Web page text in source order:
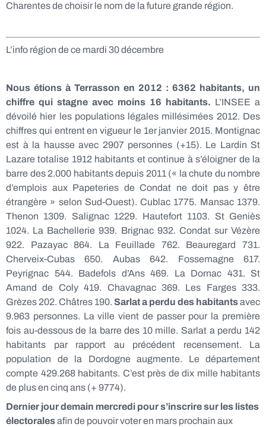
Charentes de choisir le nom de la future grande région.
L’info région de ce mardi 30 décembre
Nous étions à Terrasson en 2012 : 6362 habitants, un
chiffre qui stagne avec moins 16 habitants. L’INSEE a
dévoilé hier les populations légales millésimées 2012. Des
chiffres qui entrent en vigueur le 1er janvier 2015. Montignac
est à la hausse avec 2907 personnes (+15). Le Lardin St
Lazare totalise 1912 habitants et continue à s’éloigner de la
barre des 2.000 habitants depuis 2011 (« la chute du nombre
d’emplois aux Papeteries de Condat ne doit pas y être
étrangère » selon Sud-Ouest). Cublac 1775. Mansac 1379.
Thenon 1309. Salignac 1229. Hautefort 1103. St Geniès
1024. La Bachellerie 939. Brignac 932. Condat sur Vézère
922. Pazayac 864. La Feuillade 762. Beauregard 731.
Cherveix-Cubas 650. Aubas 642. Fossemagne 617.
Peyrignac 544. Badefols d’Ans 469. La Dornac 431. St
Amand de Coly 419. Chavagnac 369. Les Farges 333.
Grèzes 202. Châtres 190. Sarlat a perdu des habitantsavec
9.963 personnes. La ville vient de passer pour la première
fois au-dessous de la barre des 10 mille. Sarlat a perdu 142
habitants par rapport au précédent recensement. La
population de la Dordogne augmente. Le département
compte 429.268 habitants. C’est près de dix mille habitants
de plus en cinq ans (+ 9774).
Dernier jour demain mercredi pour s’inscrire sur les listes
électoralesafin de pouvoir voter en mars prochain aux